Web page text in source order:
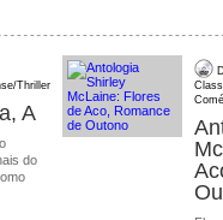
Thriller
A
do